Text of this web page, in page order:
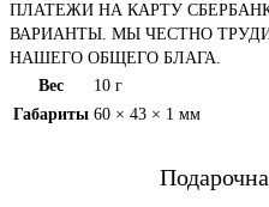
ПЛАТЕЖИ НА КАРТУ
ВАРИАНТЫ. МЫ ЧЕСТНО
НАШЕГО ОБЩЕГО БЛАГА.
Вес
10 г
Габариты 60 × 43 × 1 мм